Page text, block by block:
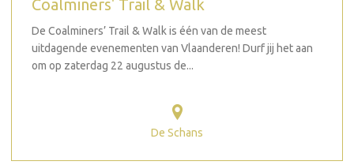
Coalminers' Trail & Walk
De Coalminers’ Trail & Walk is één van de meest
uitdagende evenementen van Vlaanderen! Durf jij het aan
om op zaterdag 22 augustus de...
De Schans